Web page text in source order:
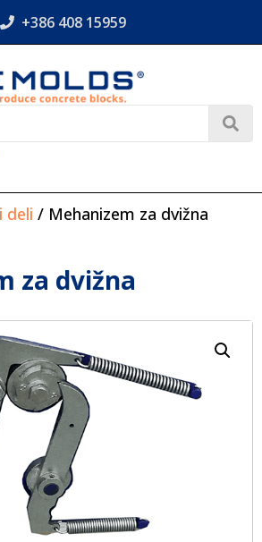
+386 408 15959
deli / Mehanizem za dvižna
za dvižna